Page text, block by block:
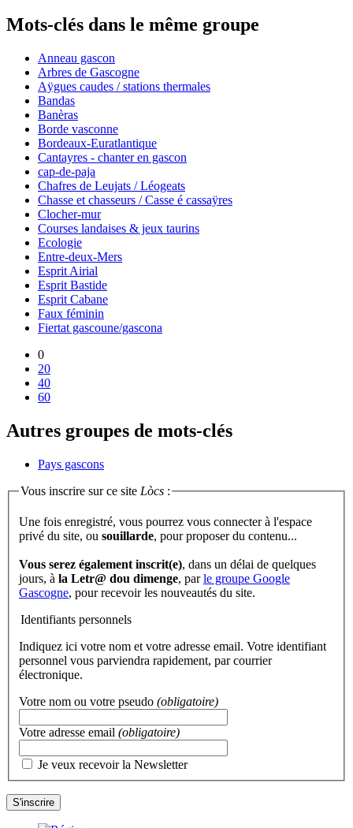
Mots-clés dans le même groupe
Anneau gascon
Arbres de Gascogne
Aÿgues caudes / stations thermales
Bandas
Banèras
Borde vasconne
Bordeaux-Euratlantique
Cantayres - chanter en gascon
cap-de-paja
Chafres de Leujats / Léogeats
Chasse et chasseurs / Casse é cassaÿres
Clocher-mur
Courses landaises & jeux taurins
Ecologie
Entre-deux-Mers
Esprit Airial
Esprit Bastide
Esprit Cabane
Faux féminin
Fiertat gascoune/gascona
0
20
40
60
Autres groupes de mots-clés
Pays gascons
Vous inscrire sur ce site Lòcs :
Une fois enregistré, vous pourrez vous connecter à l'espace
privé du site, ou souillarde , pour proposer du contenu...
Vous serez également inscrit(e), dans un délai de quelques
jours, à la Letr@ dou dimenge, parle groupe Google
Gascogne, pour recevoir les nouveautés du site.
Identifiants personnels
Indiquez ici votre nom et votre adresse email. Votre identifiant
personnel vous parviendra rapidement, par courrier
électronique.
Votre nom ou votre pseudo (obligatoire)
Votre adresse email (obligatoire)
Je veux recevoir la Newsletter